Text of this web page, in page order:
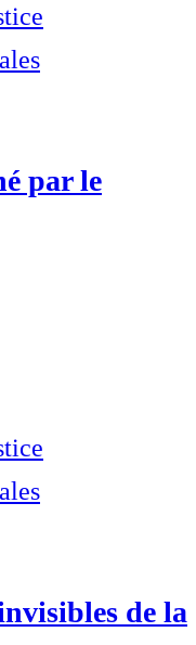
par le
de la